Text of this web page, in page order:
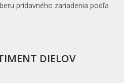
prídavného zariadenia podľa
DIELOV